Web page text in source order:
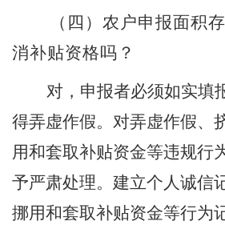
（四） 农户申报面积
消补贴资格吗 ？
对， 申报者必须如实填
得弄虚作假。对弄虚作假、
用和套取补贴资金等违规行
予严肃处理。建立个人诚信
挪用和套取补贴资金等行为